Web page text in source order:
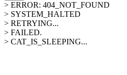
> ERROR: 404_NOT_FOUND
> SYSTEM_HALTED
> RETRYING...
> FAILED.
> CAT_IS_SLEEPING...